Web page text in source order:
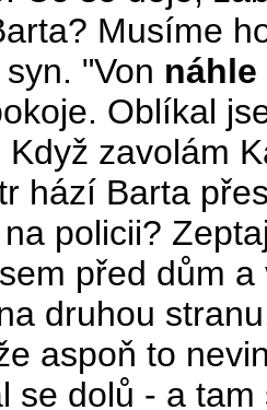
Musíme
"Von
Oblíkal
zavolám
hází Barta
policii?
před dům
druhou
aspoň to
se dolů - a